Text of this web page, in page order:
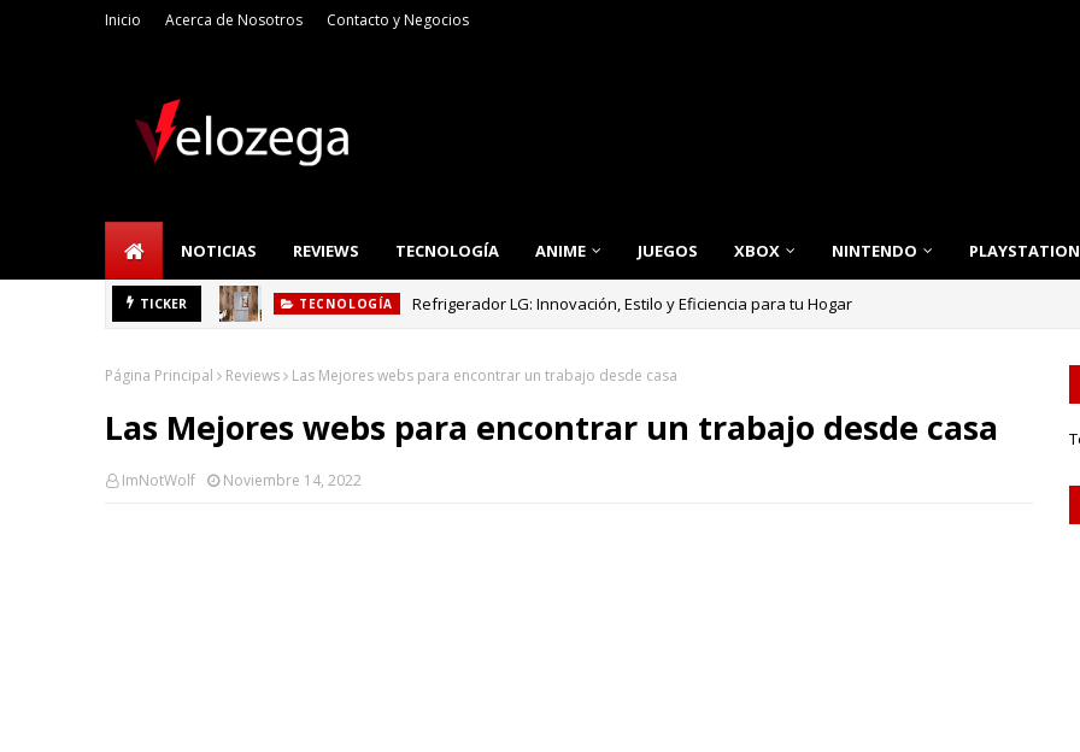
Inicio Acerca de Nosotros Contacto y Negocios
NOTICIAS REVIEWS TECNOLOGÍA ANIME JUEGOS XBOX NINTENDO PLAYSTATION
TICKER TECNOLOGÍA Refrigerador LG: Innovación, Estilo y Eficiencia para tu Hogar
Página Principal Reviews Las Mejores webs para encontrar un trabajo desde casa
Las Mejores webs para encontrar un trabajo desde casa
ImNotWolf Noviembre 14, 2022